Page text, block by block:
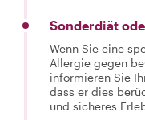
Sonderdiät
Wenn Sie eine
Allergie gegen
informieren Sie
dass er dies
und sicheres